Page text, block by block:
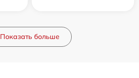
Показать больше